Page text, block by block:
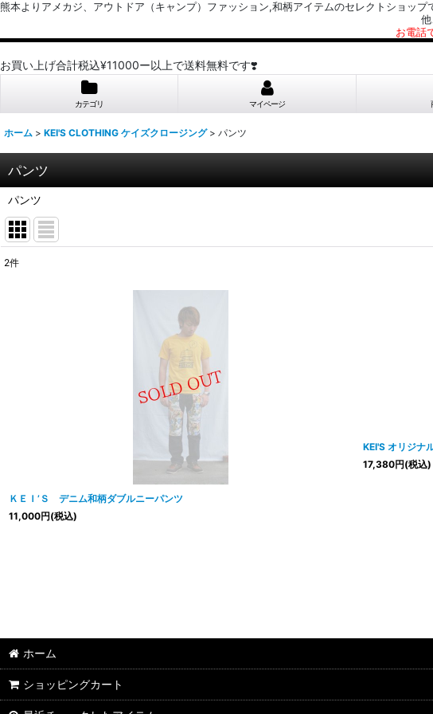
熊本よりアメカジ、アウトドア（キャンプ）ファッション,和柄アイテムのセレクトショッ
お電話
お買い上げ合計税込¥11000ー以上で送料無料です❣️
カテゴリ マイページ
ホーム > KEI'S CLOTHING ケイズクロージング > パンツ
パンツ
パンツ
2件
ＫＥＩ’Ｓ デニム和柄ダブルニーパンツ
11,000円(税込)
KEI'S オリジナ
17,380円(税込)
ホーム
ショッピングカート